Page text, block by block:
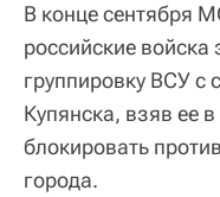
В конце сентября
российские
группировку ВСУ с
Купянска, взяв ее
блокировать
города.